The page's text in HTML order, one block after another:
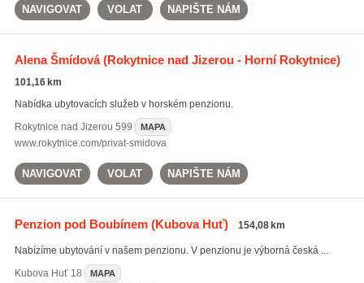
NAVIGOVAT VOLAT NAPIŠTE NÁM
Alena Šmídová(Rokytnice nad Jizerou - Horní Rokytnice)
101,16 km
Nabídka ubytovacích služeb v horském penzionu.
Rokytnice nad Jizerou 599 MAPA
www.rokytnice.com/privat-smidova
NAVIGOVAT VOLAT NAPIŠTE NÁM
Penzion pod Boubínem(Kubova Huť) 154,08 km
Nabízíme ubytování v našem penzionu. V penzionu je výborná česká ...
Kubova Huť18 MAPA